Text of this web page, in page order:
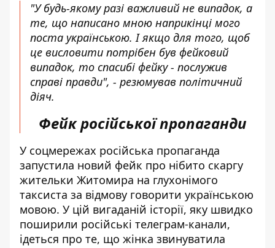
"У будь-якому разі важливий не випадок, а
те, що написано мною наприкінці мого
поста українською. І якщо для того, щоб
це висловити потрібен був фейковий
випадок, то спасибі фейку - послужив
справі правди", - резюмував політичний
діяч.
Фейк російської пропаганди
У соцмережах російська пропаганда
запустила новий фейк про нібито скаргу
жительки Житомира на глухонімого
таксиста за відмову говорити українською
мовою. У цій вигаданій історії, яку швидко
поширили російські телеграм-канали,
ідеться про те, що жінка звинуватила